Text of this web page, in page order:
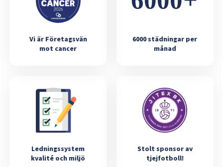
Vi är Företagsvän
mot cancer
6000 städningar per
månad
Ledningssystem
kvalité och miljö
Stolt sponsor av
tjejfotboll!